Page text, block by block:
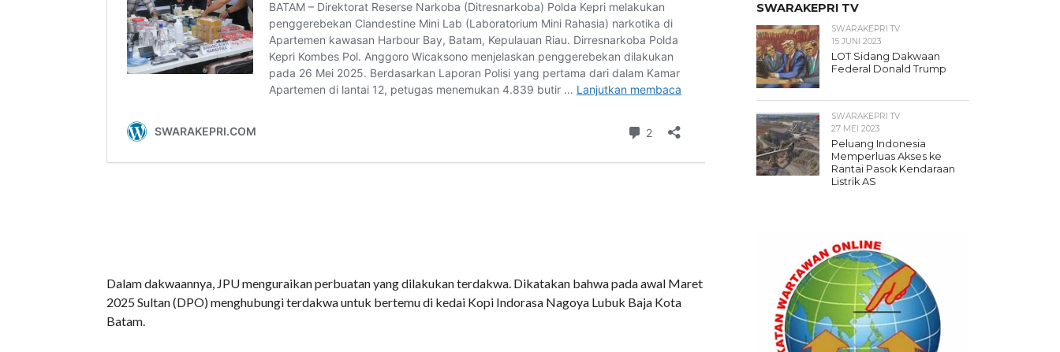
Dalam dakwaannya, JPU menguraikan perbuatan yang dilakukan terdakwa. Dikatakan bahwa pada awal Maret
2025 Sultan (DPO) menghubungi terdakwa untuk bertemu di kedai Kopi Indorasa Nagoya Lubuk Baja Kota
Batam.
SWARAKEPRI TV
SWARAKEPRI TV
15 JUNI 2023
LOT Sidang Dakwaan
Federal Donald Trump
SWARAKEPRI TV
27 MEI 2023
Peluang Indonesia
Memperluas Akses ke
Rantai Pasok Kendaraan
Listrik AS